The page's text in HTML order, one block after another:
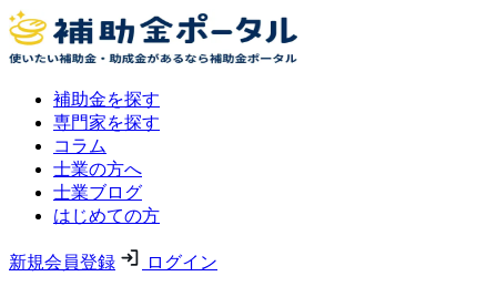
補助金を探す
専門家を探す
コラム
士業の方へ
士業ブログ
はじめての方
新規会員登録 ログイン